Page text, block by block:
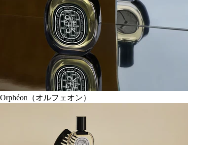
Orphéon（オルフェオン）